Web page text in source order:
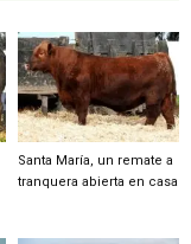
Santa María, un remate a
tranquera abierta en casa